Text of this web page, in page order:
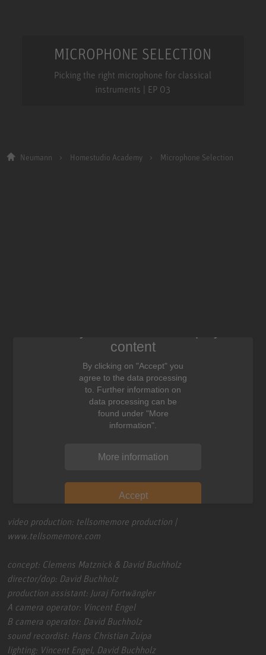
MICROPHONE SELECTION
Picking the right microphone for classical
instruments | EP 03
Neumann Homestudio Academy Microphone Selection
content
By clicking on "Accept" you
agree to the data processing
to. Further information on
data processing can be
found under "More
information".
More information
Accept
video production: tellsomemore production |
www.tellsomemore.com
concept: Clemens Matznick & David Buchholz
director/dop: David Buchholz
production assistant: Juraj Fortwängler
A camera operator: Vincent Engel
B camera operator: David Buchholz
sound recordist: Hans Christian Zuipa
lighting: Vincent Engel, David Buchholz